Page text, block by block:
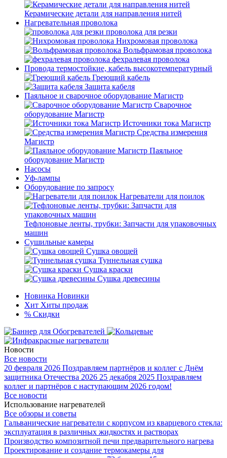
Керамические детали для направления нитей
Нагревательная проволока
проволока для резки
Нихромовая проволока
Вольфрамовая проволока
фехралевая проволока
Провода термостойкие, кабель высокотемпературный
Греющий кабель
Защита кабеля
Паяльное и сварочное оборудование Магистр
Сварочное
оборудование Магистр
Источники тока Магистр
Средства измерения
Магистр
Паяльное
оборудование Магистр
Насосы
Уф-лампы
Оборудование по запросу
Нагреватели для поилок
Тефлоновые ленты, трубки: Запчасти для упаковочных
машин
Сушильные камеры
Сушка овощей
Туннельная сушка
Сушка краски
Сушка древесины
Новинка Новинки
Хит Хиты продаж
% Скидки
Новости
Все новости
20 февраля 2026 Поздравляем партнёров и коллег с Днём
защитника Отечества 2026 25 декабря 2025 Поздравляем
коллег и партнёров с наступающим 2026 годом!
Все новости
Использование нагревателей
Все обзоры и советы
Гальванические нагреватели с корпусом из кварцевого стекла:
эксплуатация в различных жидкостях и растворах
Производство композитной печи предварительного нагрева
Проектирование и создание термокамеры для